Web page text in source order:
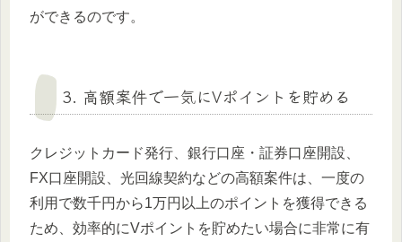
ができるのです。
3. 高額案件で一気にVポイントを貯める
クレジットカード発行、銀行口座・証券口座開設、
FX口座開設、光回線契約などの高額案件は、一度の
利用で数千円から1万円以上のポイントを獲得できる
ため、効率的にVポイントを貯めたい場合に非常に有